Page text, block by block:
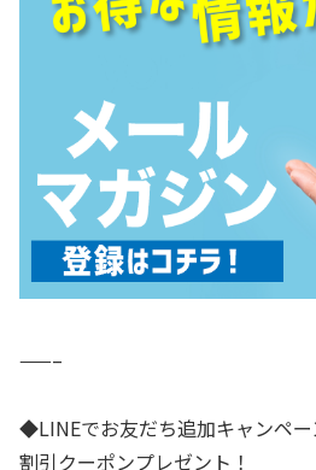
——–
◆LINEでお友だち追加キャンペー
割引クーポンプレゼント！